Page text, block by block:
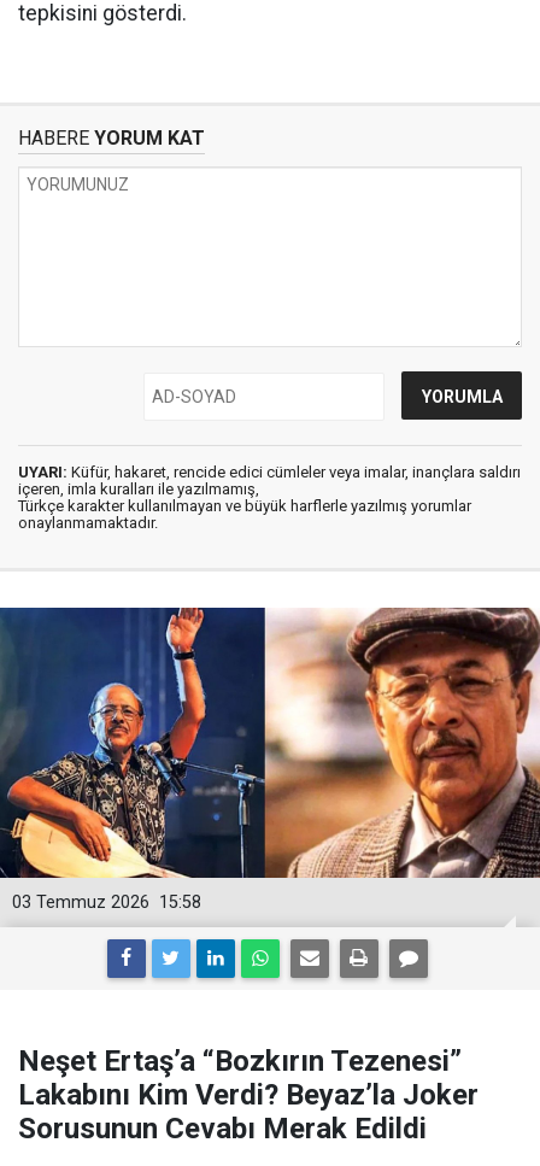
tepkisini gösterdi.
HABERE YORUM KAT
UYARI: Küfür, hakaret, rencide edici cümleler veya imalar, inançlara saldırı
içeren, imla kuralları ile yazılmamış,
Türkçe karakter kullanılmayan ve büyük harflerle yazılmış yorumlar
onaylanmamaktadır.
15:58
03 Temmuz 2026
Neşet Ertaş’a “Bozkırın Tezenesi”
Lakabını Kim Verdi? Beyaz’la Joker
Sorusunun Cevabı Merak Edildi